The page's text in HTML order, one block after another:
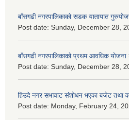
बाँसगढी नगरपालिकाको सडक यातायात
Post date: Sunday, December 28,
बाँसगढी नगरपालिकाको प्रथम आवधिक
Post date: Sunday, December 28,
हिउदे नगर सभावाट संशोधन भएका बजेट तथा
Post date: Monday, February 24,